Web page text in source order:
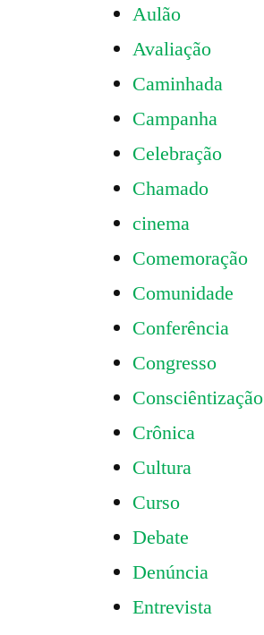
Aulão
Avaliação
Caminhada
Campanha
Celebração
Chamado
cinema
Comemoração
Comunidade
Conferência
Congresso
Consciêntização
Crônica
Cultura
Curso
Debate
Denúncia
Entrevista